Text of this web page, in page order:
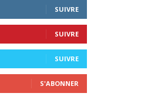
SUIVRE
SUIVRE
SUIVRE
S'ABONNER